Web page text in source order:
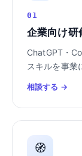
01
企業向け研
ChatGPT・
スキルを事業
相談する →
🧭